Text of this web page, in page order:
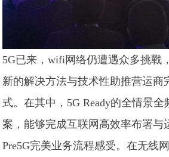
5G已来，wifi网络仍遭遇众多挑戰
新的解决方法与技术性助推营运商
式。在其中，5G Ready的全情景
案，能够完成互联网高效率布署与
Pre5G完美业务流程感受。在无线